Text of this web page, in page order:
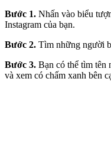
Bước 1. Nhấn vào biểu
Instagram của bạn.
Bước 2. Tìm những người
Bước 3. Bạn có thể tìm tên
và xem có chấm xanh bên